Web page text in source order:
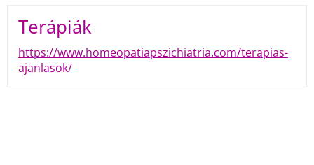
Terápiák
https://www.homeopatiapszichiatria.com/terapias-
ajanlasok/